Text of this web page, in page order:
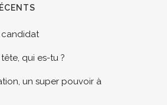
candidat
qui es-tu ?
un super pouvoir à